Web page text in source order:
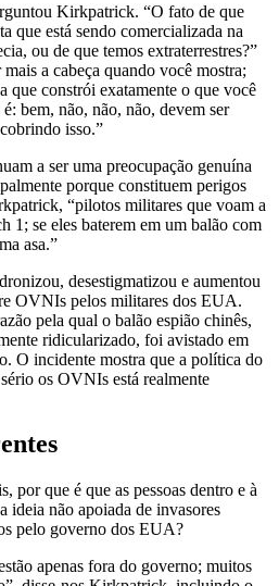
Kirkpatrick. “O fato de que
que está sendo comercializada na
ou de que temos extraterrestres?”
a cabeça quando você mostra;
que constrói exatamente o que você
bem, não, não, não, devem ser
isso.”
a ser uma preocupação genuína
porque constituem perigos
“pilotos militares que voam a
1; se eles baterem em um balão com
asa.”
desestigmatizou e aumentou
OVNIs pelos militares dos EUA.
pela qual o balão espião chinês,
ridicularizado, foi avistado em
O incidente mostra que a política do
os OVNIs está realmente
por que é que as pessoas dentro e à
ideia não apoiada de invasores
pelo governo dos EUA?
apenas fora do governo; muitos